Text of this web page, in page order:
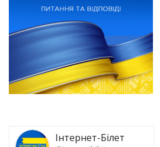
Інтернет-Білет